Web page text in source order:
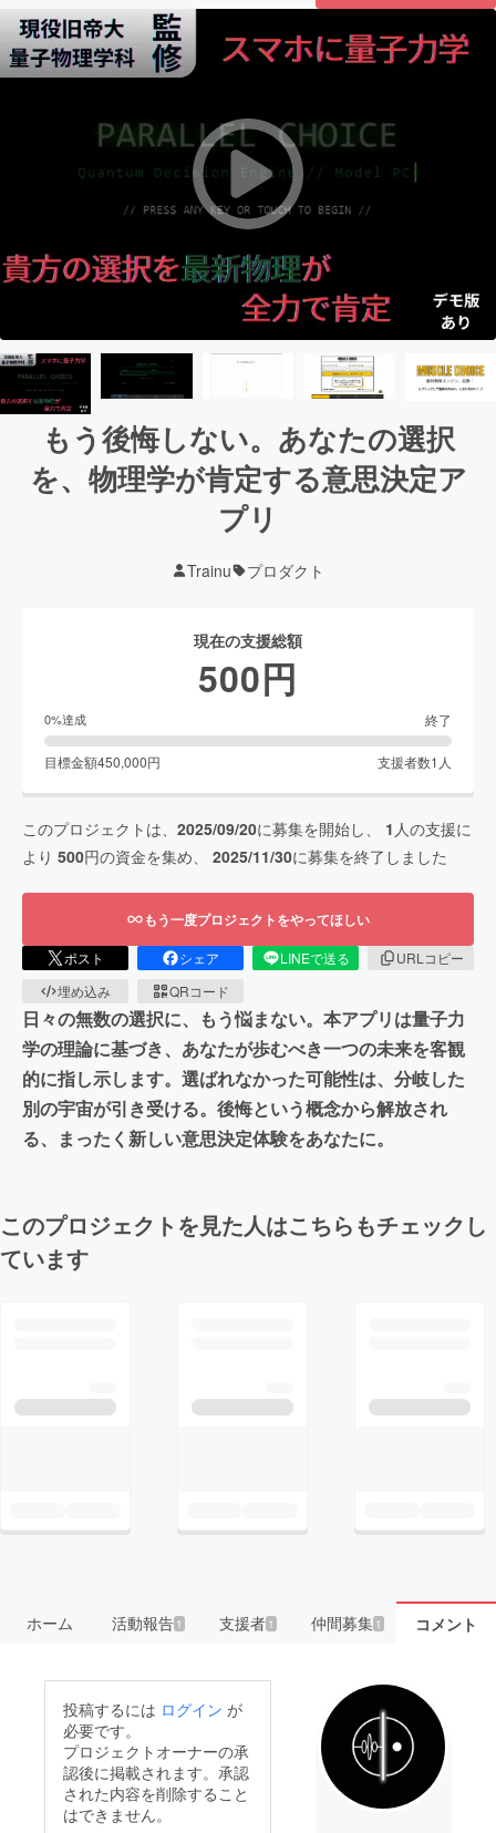
もう後悔しない。あなたの選択
を、物理学が肯定する意思決定ア
プリ
Trainu プロダクト
現在の支援総額
500円
0%達成 終了
目標金額450,000円 支援者数1 人
このプロジェクトは、 2025/09/20に募集を開始し、 1 人の支援に
より 500円の資金を集め、 2025/11/30に募集を終了しました
もう一度プロジェクトをやってほしい
ポスト シェア LINEで送る
URLコピー
埋め込み
QRコード
日々の無数の選択に、もう悩まない。本アプリは量子力
学の理論に基づき、あなたが歩むべき一つの未来を客観
的に指し示します。選ばれなかった可能性は、分岐した
別の宇宙が引き受ける。後悔という概念から解放され
る、まったく新しい意思決定体験をあなたに。
このプロジェクトを見た人はこちらもチェックし
ています
ホーム 活動報告1 支援者 1 仲間募集 1 コメント
投稿するには ログイン が
必要です。
プロジェクトオーナーの承
認後に掲載されます。承認
された内容を削除すること
はできません。